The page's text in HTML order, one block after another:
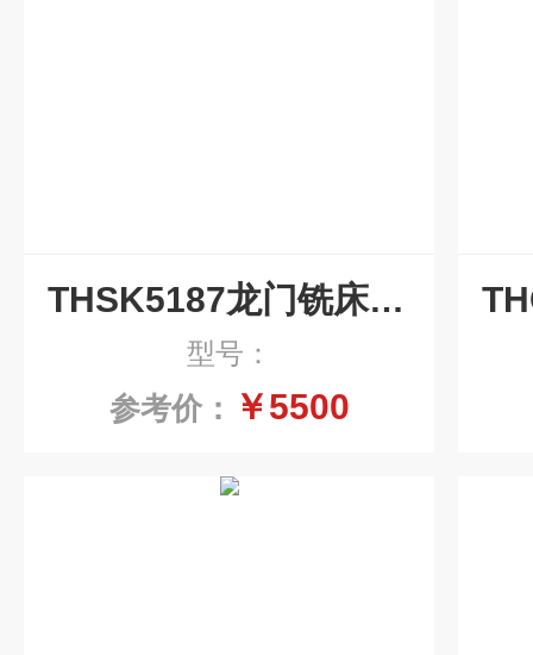
THSK5187龙门铣床强磁铁屑输送排屑机
型号：
参考价： ￥5500